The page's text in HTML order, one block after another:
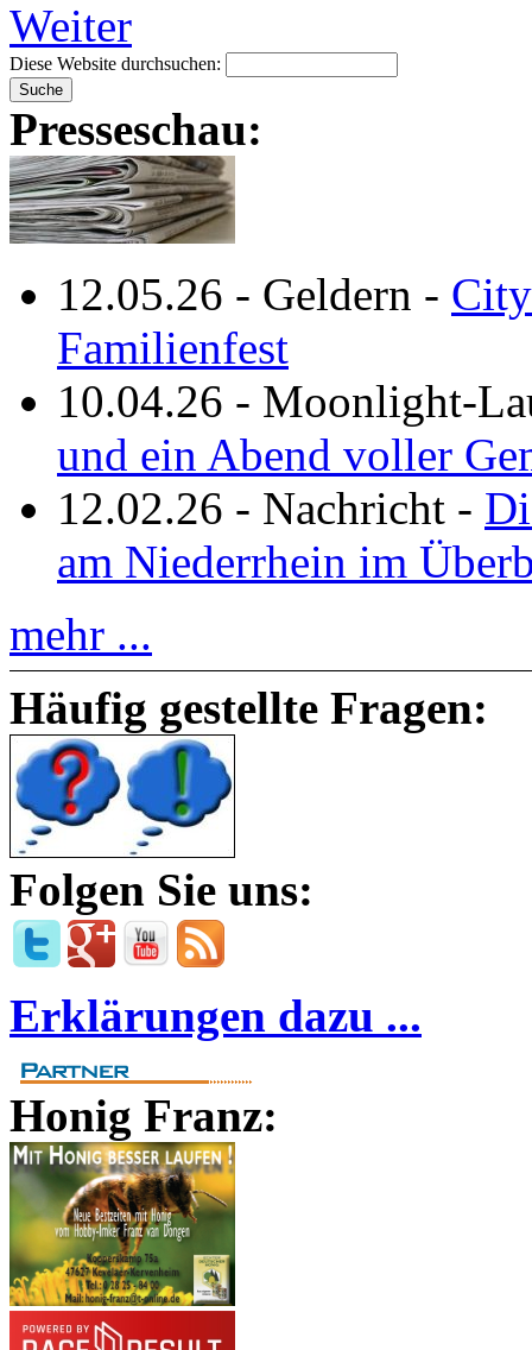
Weiter
Diese Website durchsuchen:
Presseschau:
12.05.26 - Geldern -
Familienfest
10.04.26 - Moonlight-
und ein Abend voller
12.02.26 - Nachricht -
am Niederrhein im
mehr ...
Häufig gestellte Fragen:
Folgen Sie uns:
Erklärungen dazu ...
Honig Franz: